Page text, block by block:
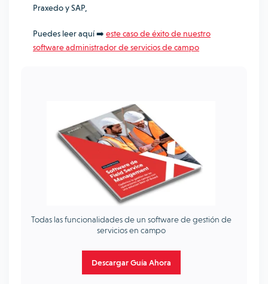
Praxedo y SAP,
Puedes leer aquí➡️ este caso de éxito de nuestro
software administrador de servicios de campo
Todas las funcionalidades de un software de gestión de
servicios en campo
Descargar Guía Ahora